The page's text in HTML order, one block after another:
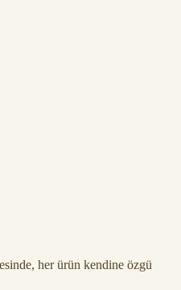
her ürün kendine özgü